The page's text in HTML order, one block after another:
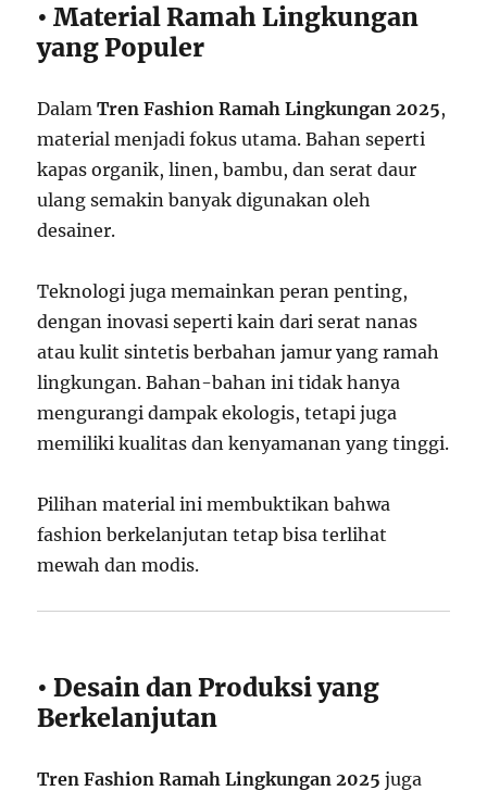
• Material Ramah Lingkungan
yang Populer
DalamTren Fashion Ramah Lingkungan 2025,
material menjadi fokus utama. Bahan seperti
kapas organik, linen, bambu, dan serat daur
ulang semakin banyak digunakan oleh
desainer.
Teknologi juga memainkan peran penting,
dengan inovasi seperti kain dari serat nanas
atau kulit sintetis berbahan jamur yang ramah
lingkungan. Bahan-bahan ini tidak hanya
mengurangi dampak ekologis, tetapi juga
memiliki kualitas dan kenyamanan yang tinggi.
Pilihan material ini membuktikan bahwa
fashion berkelanjutan tetap bisa terlihat
mewah dan modis.
• Desain dan Produksi yang
Berkelanjutan
Tren Fashion Ramah Lingkungan 2025 juga